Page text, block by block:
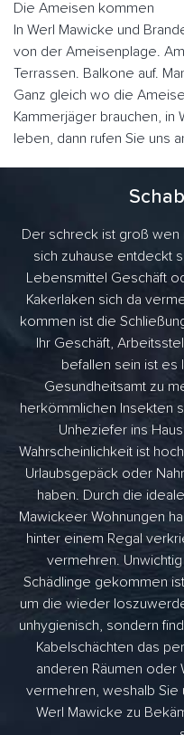
Die Ameisen kommen
In Werl Mawicke und
von der Ameisenplage.
Terrassen. Balkone auf.
Ganz gleich wo die
Kammerjäger brauchen, in
leben, dann rufen Sie uns
Der schreck ist groß wen
sich zuhause entdeckt
Lebensmittel Geschäft
Kakerlaken sich da
kommen ist die
Ihr Geschäft,
befallen sein ist es
Gesundheitsamt zu
herkömmlichen Insekten
Unheziefer ins
Wahrscheinlichkeit ist
Urlaubsgepäck oder
haben. Durch die
Mawickeer Wohnungen
hinter einem Regal
vermehren.
Schädlinge gekommen
um die wieder
unhygienisch, sondern
Kabelschächten das
anderen Räumen oder
vermehren, weshalb Sie
Werl Mawicke zu